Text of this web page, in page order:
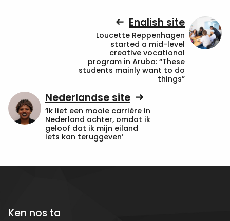
English site
Loucette Reppenhagen
started a mid-level
creative vocational
program in Aruba: “These
students mainly want to do
things”
Nederlandse site
‘Ik liet een mooie carrière in
Nederland achter, omdat ik
geloof dat ik mijn eiland
iets kan teruggeven’
Ken nos ta